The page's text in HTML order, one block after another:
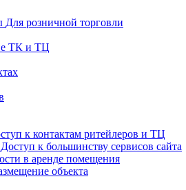
Для розничной торговли
ТК и ТЦ
к контактам ритейлеров и ТЦ
Доступ к большинству сервисов сайта
в аренде помещения
объекта